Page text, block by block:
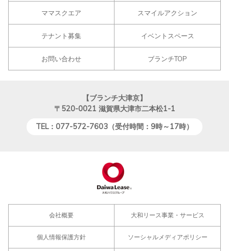
ママスクエア スマイルアクション
テナント募集 イベントスペース
お問い合わせ ブランチTOP
【ブランチ大津京】
〒520-0021 滋賀県大津市二本松1-1
TEL：077-572-7603（受付時間：9時～17時）
会社概要 大和リース事業・サービス
個人情報保護方針 ソーシャルメディアポリシー